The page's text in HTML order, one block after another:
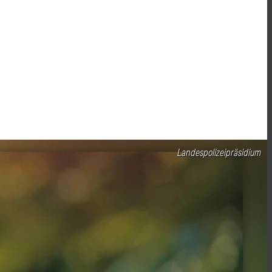
Landespolizeipräsidium